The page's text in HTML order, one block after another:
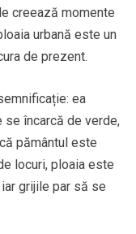
creează momente
urbană este un
de prezent.
ea
se încarcă de verde,
pământul este
locuri, ploaia este
grijile par să se